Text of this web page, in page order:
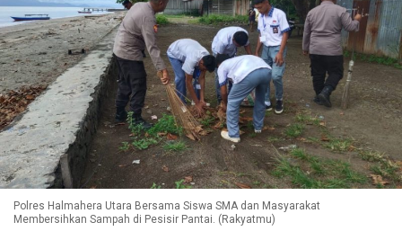
Polres Halmahera Utara Bersama Siswa SMA dan Masyarakat
Membersihkan Sampah di Pesisir Pantai. (Rakyatmu)